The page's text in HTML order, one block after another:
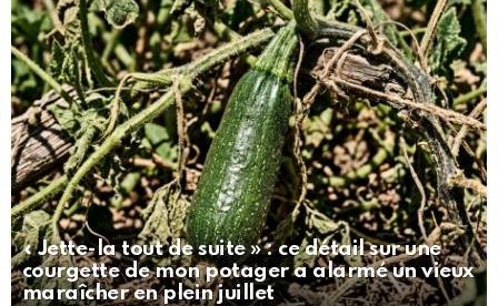
« Jette-la tout de suite » : ce détail sur une
courgette de mon potager a alarmé un vieux
maraîcher en plein juillet